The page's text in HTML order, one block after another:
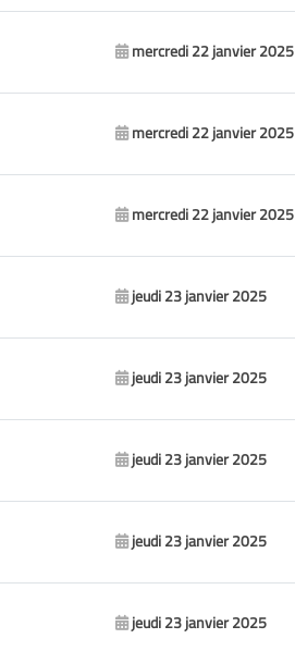
mercredi 22 janvier 2025
mercredi 22 janvier 2025
mercredi 22 janvier 2025
jeudi 23 janvier 2025
jeudi 23 janvier 2025
jeudi 23 janvier 2025
jeudi 23 janvier 2025
jeudi 23 janvier 2025